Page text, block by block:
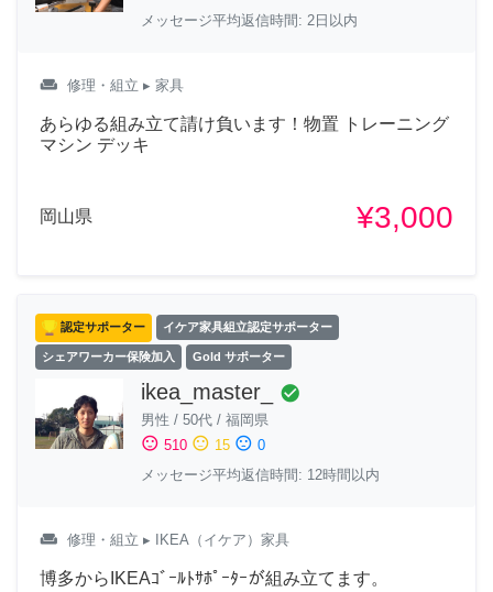
メッセージ平均返信時間: 2日以内
weekend 修理・組立 ▸ 家具
あらゆる組み立て請け負います！物置 トレーニング
マシン デッキ
岡山県 ¥3,000
認定サポーター イケア家具組立認定サポーター
シェアワーカー保険加入 Gold サポーター
ikea_master_ check_circle
男性 / 50代 / 福岡県
sentiment_satisfied 510 sentiment_neutral 15 sentiment_dissatisfied 0
メッセージ平均返信時間: 12時間以内
weekend 修理・組立 ▸ IKEA（イケア）家具
博多からIKEAｺﾞｰﾙﾄｻﾎﾟｰﾀｰが組み立てます。